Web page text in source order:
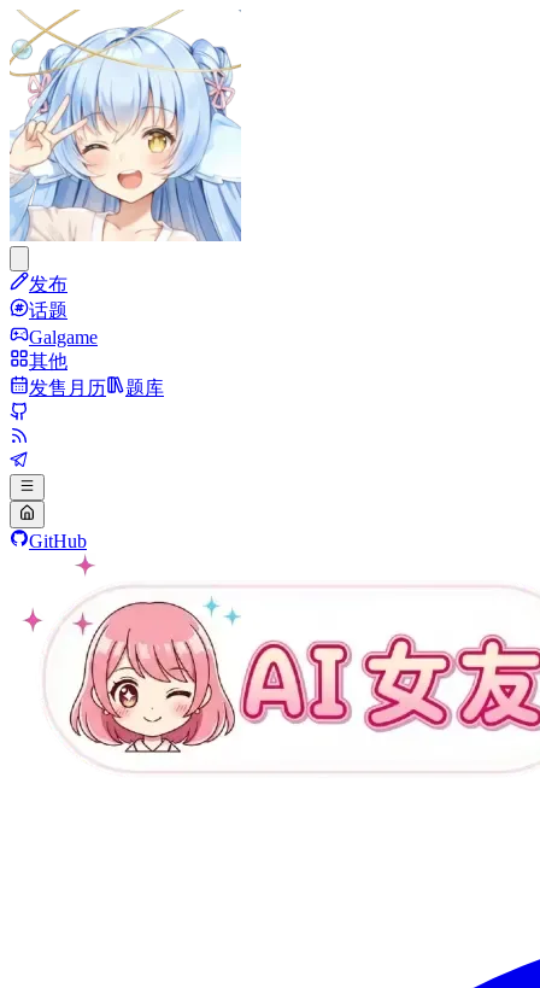
发布
话题
Galgame
其他
发售月历
题库
GitHub